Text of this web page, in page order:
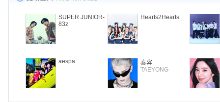
SUPER JUNIOR-
83z
Hearts2Hearts
aespa
泰容
TAEYONG